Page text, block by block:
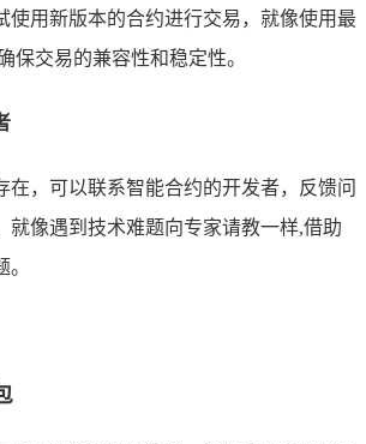
使用新版本的合约进行交易，就像使用最
保交易的兼容性和稳定性。
在，可以联系智能合约的开发者，反馈问
就像遇到技术难题向专家请教一样,借助